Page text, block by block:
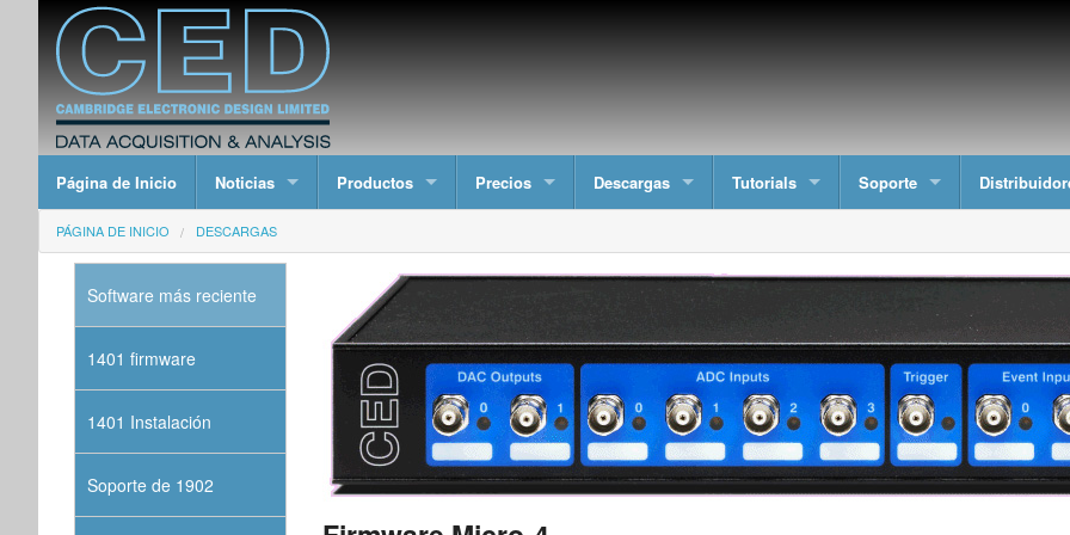
Página de Inicio Noticias Productos Precios Descargas Tutorials Soporte
PÁGINA DE INICIO DESCARGAS
Software más reciente
1401 firmware
1401 Instalación
Soporte de 1902